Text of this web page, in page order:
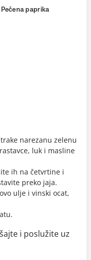
Pečena paprika
narezanu zelenu
luk i masline
ih na četvrtine i
preko jaja.
ulje i vinski ocat,
i poslužite uz